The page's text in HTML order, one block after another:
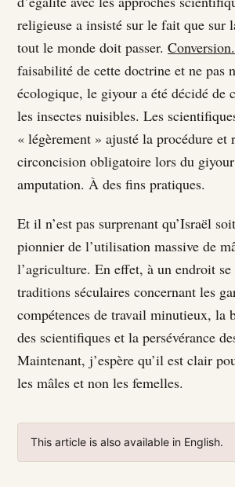
religieuse a insisté sur le fait que sur
tout le monde doit passer. Conversion.
faisabilité de cette doctrine et ne pas
écologique, le giyour a été décidé de
les insectes nuisibles. Les
« légèrement » ajusté la procédure et
circoncision obligatoire lors du
amputation. À des fins pratiques.
Et il n’est pas surprenant qu’Israël
pionnier de l’utilisation massive de
l’agriculture. En effet, à un endroit se
traditions séculaires concernant les
compétences de travail minutieux, la
des scientifiques et la persévérance
Maintenant, j’espère qu’il est clair
les mâles et non les femelles.
This article is also available in English.